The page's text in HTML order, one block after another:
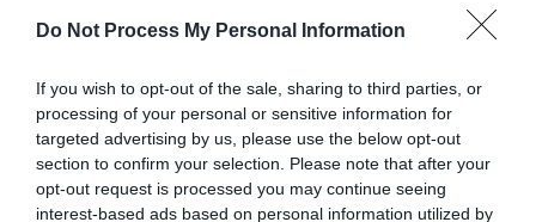
Do Not Process My Personal Information
If you wish to opt-out of the sale, sharing to third parties, or
processing of your personal or sensitive information for
targeted advertising by us, please use the below opt-out
section to confirm your selection. Please note that after your
opt-out request is processed you may continue seeing
interest-based ads based on personal information utilized by
Previous post
Maladies hivernales : Les légumes à privilégier
pour éviter de tomber malade !